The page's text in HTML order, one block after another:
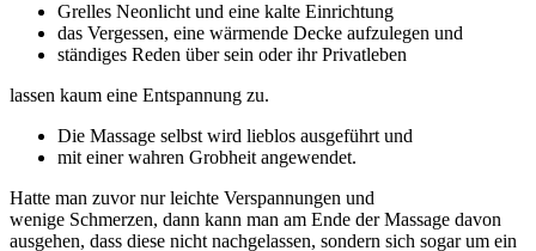
Grelles Neonlicht und eine kalte Einrichtung
das Vergessen, eine wärmende Decke aufzulegen und
ständiges Reden über sein oder ihr Privatleben
lassen kaum eine Entspannung zu.
Die Massage selbst wird lieblos ausgeführt und
mit einer wahren Grobheit angewendet.
Hatte man zuvor nur leichte Verspannungen und
wenige Schmerzen, dann kann man am Ende der Massage davon
ausgehen, dass diese nicht nachgelassen, sondern sich sogar um ein